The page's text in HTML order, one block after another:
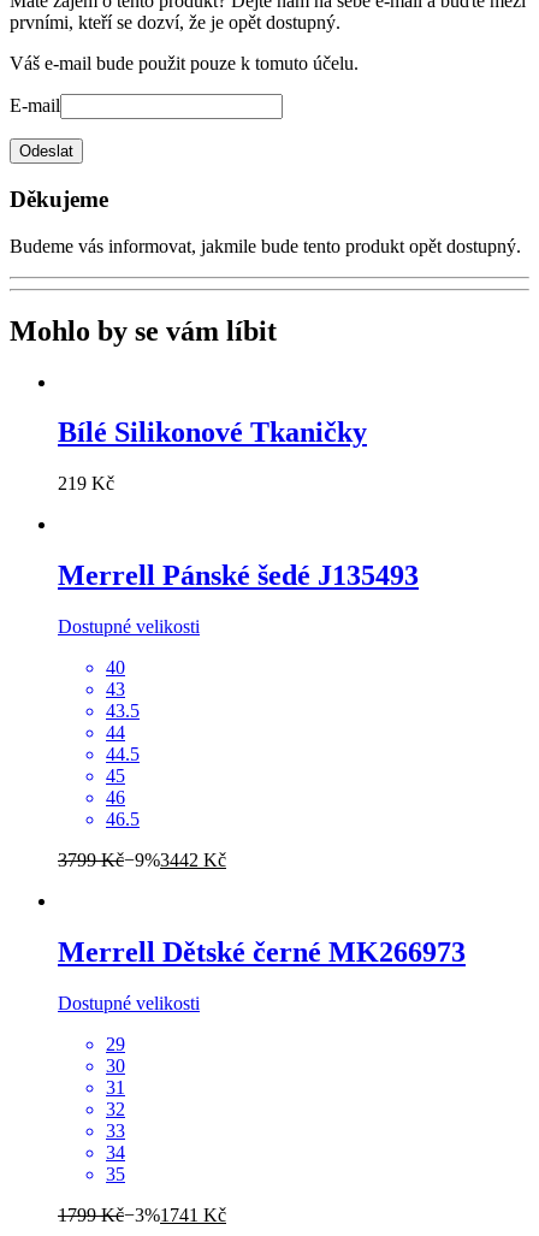
prvními, kteří se dozví, že je opět dostupný.
Váš e-mail bude použit pouze k tomuto účelu.
E-mail
Odeslat
Děkujeme
Budeme vás informovat, jakmile bude tento produkt opět dostupný.
Mohlo by se vám líbit
Bílé Silikonové Tkaničky
219 Kč
Merrell Pánské šedé J135493
Dostupné velikosti
40
43
43.5
44
44.5
45
46
46.5
3799 Kč−9%3442 Kč
Merrell Dětské černé MK266973
Dostupné velikosti
29
30
31
32
33
34
35
1799 Kč−3%1741 Kč